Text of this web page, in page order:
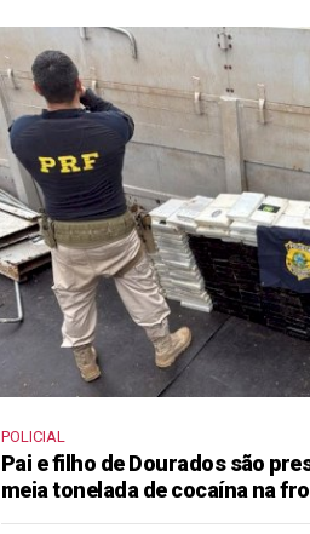
POLICIAL
Pai e filho de Dourados são
meia tonelada de cocaína na